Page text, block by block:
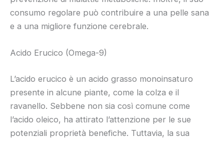
consumo regolare può contribuire a una pelle sana
e a una migliore funzione cerebrale.
Acido Erucico (Omega-9)
L’acido erucico è un acido grasso monoinsaturo
presente in alcune piante, come la colza e il
ravanello. Sebbene non sia così comune come
l’acido oleico, ha attirato l’attenzione per le sue
potenziali proprietà benefiche. Tuttavia, la sua